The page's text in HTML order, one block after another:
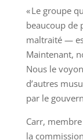
« Le groupe
beaucoup de
maltraité —
Maintenant,
Nous le
d’autres
par le
Carr,
la